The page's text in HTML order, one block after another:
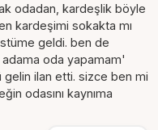
odadan, kardeşlik böyle
kardeşimi sokakta mı
geldi. ben de
oda yapamam'
ilan etti. sizce ben mi
odasını kaynıma